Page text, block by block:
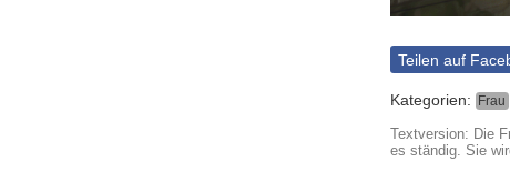
Teilen auf
Kategorien: Frau
Textversion: Die
es ständig. Sie